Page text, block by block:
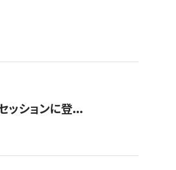
ッションに登...